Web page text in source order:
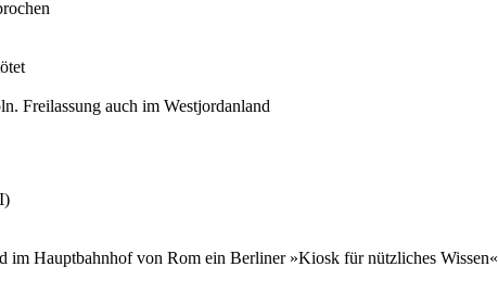
Freilassung auch im Westjordanland
im Hauptbahnhof von Rom ein Berliner »Kiosk für nützliches Wissen«